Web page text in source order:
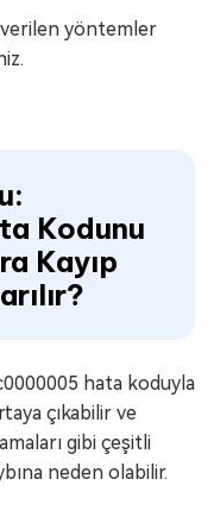
verilen yöntemler
Kodunu
Kayıp
hata koduyla
çıkabilir ve
gibi çeşitli
neden olabilir.